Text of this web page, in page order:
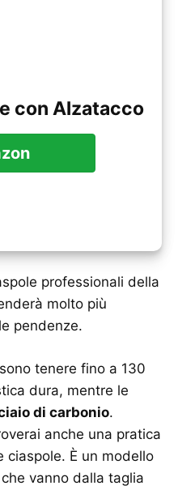
con Alzatacco
professionali della
molto più
pendenze.
tenere fino a 130
dura, mentre le
di carbonio.
anche una pratica
ciaspole. È un modello
vanno dalla taglia